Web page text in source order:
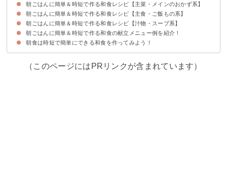
朝ごはんに簡単＆時短で作る和食レシピ【主菜・メインのおかず系】
①お好み焼き風納豆オムレツ【10分】
②キャベツと豚バラの白だし煮【10分】
③たぬき温奴【5分】
④なすとしめじのそぼろ煮【15分】
⑤鮭のごま焼き【15分】
⑥ヘルシーなささみとオクラのごま和え【15分】
⑦炒り豆腐【15分】
⑧絹さやの卵とじ【10分】
朝ごはんに簡単＆時短で作る和食レシピ【主食・ご飯もの系】
①おにぎらず【15分】
②梅と卵の雑炊【15分】
③揚げ玉と塩昆布のおにぎり【5分】
④サバの水煮缶の炊き込みごはん【30分】
⑤煮込みあんかけうどん【10分】
⑥大葉味噌焼きおにぎり【10分】
⑦明太子と塩昆布のお茶漬け【10分】
朝ごはんに簡単＆時短で作る和食レシピ【汁物・スープ系】
①カニカマの味噌汁【15分】
②けんちん汁【20分】
③豚肉と野菜の餅汁【30分】
④落とし卵とほうれん草の味噌汁【20分】
⑤ベーコン入り味噌汁【20分】
朝ごはんに簡単＆時短で作る和食の献立メニュー例を紹介！
献立メニュー例①おにぎりで時短！子供も食べやすい朝ごはん
献立メニュー例②朝からしっかり食べたい人向け！栄養満点の朝ごはん
献立メニュー例③丼で準備を簡単に！食欲がなくても食べやすい朝ごはん
朝食は時短で簡単にできる和食を作ってみよう！
（このページにはPRリンクが含まれています）